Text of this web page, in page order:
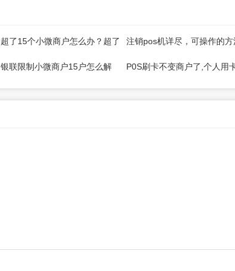
超了15个小微商户怎么办？超了
5家收单机构怎么办？
注销pos机详尽，可操作的方
银联限制小微商户15户怎么解
P0S刷卡不变商户了,个人用